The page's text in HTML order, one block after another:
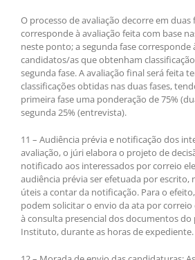
O processo de avaliação decorre em duas
corresponde à avaliação feita com base
neste ponto; a segunda fase corresponde
candidatos/as que obtenham
segunda fase. A avaliação final será feita
classificações obtidas nas duas fases,
primeira fase uma ponderação de 75%
segunda 25% (entrevista).
11 – Audiência prévia e notificação dos
avaliação, o júri elabora o projeto de
notificado aos interessados por correio
audiência prévia ser efetuada por escrito,
úteis a contar da notificação. Para o
podem solicitar o envio da ata por
à consulta presencial dos documentos
Instituto, durante as horas de expediente.